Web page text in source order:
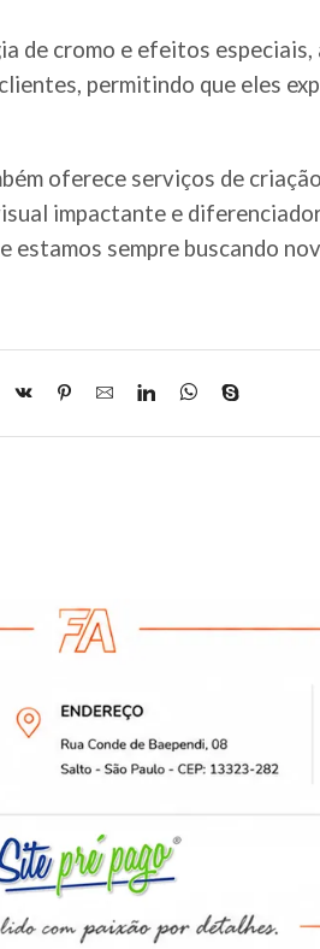
cromo e efeitos
permitindo que eles
oferece serviços de
impactante e
estamos sempre buscando